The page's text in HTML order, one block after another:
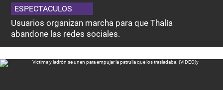
ESPECTACULOS
Usuarios organizan marcha para que Thalía
abandone las redes sociales.